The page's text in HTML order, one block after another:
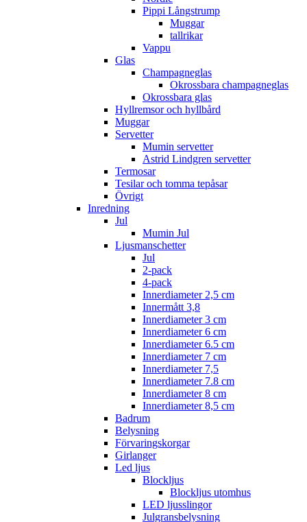
Pippi Långstrump
Muggar
tallrikar
Vappu
Glas
Champagneglas
Okrossbara champagneglas
Okrossbara glas
Hyllremsor och hyllbård
Muggar
Servetter
Mumin servetter
Astrid Lindgren servetter
Termosar
Tesilar och tomma tepåsar
Övrigt
Inredning
Jul
Mumin Jul
Ljusmanschetter
Jul
2-pack
4-pack
Innerdiameter 2,5 cm
Innermått 3,8
Innerdiameter 3 cm
Innerdiameter 6 cm
Innerdiameter 6.5 cm
Innerdiameter 7 cm
Innerdiameter 7,5
Innerdiameter 7.8 cm
Innerdiameter 8 cm
Innerdiameter 8,5 cm
Badrum
Belysning
Förvaringskorgar
Girlanger
Led ljus
Blockljus
Blockljus utomhus
LED ljusslingor
Julgransbelysning